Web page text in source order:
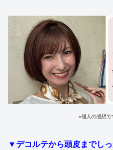
※個人の感想で
▼デコルテから頭皮までし